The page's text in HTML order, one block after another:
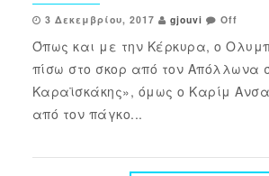
3 Δεκεμβρίου, 2017 gjouvi Off
Όπως και με την Κέρκυρα, ο
πίσω στο σκορ από τον Απόλλωνα
Καραϊσκάκης», όμως ο Καρίμ
από τον πάγκο...